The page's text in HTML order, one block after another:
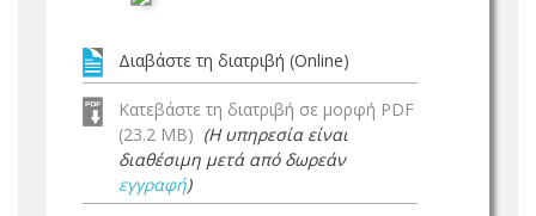
Διαβάστε τη διατριβή (Online)
Κατεβάστε τη διατριβή σε μορφή PDF
(23.2 MB) (Η υπηρεσία είναι
διαθέσιμη μετά από δωρεάν
εγγραφή)